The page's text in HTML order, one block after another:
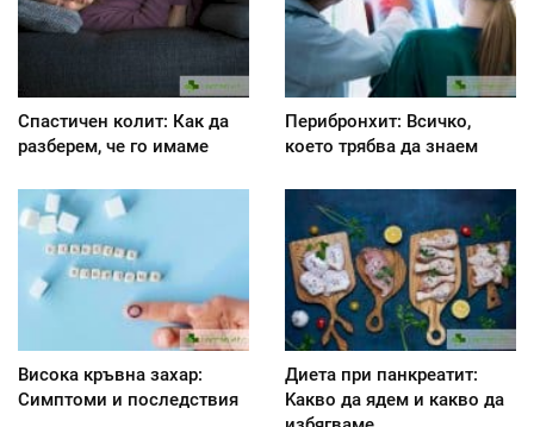
Спастичен колит: Как да
разберем, че го имаме
Перибронхит: Всичко,
което трябва да знаем
Висока кръвна захар:
Симптоми и последствия
Диета при панкреатит:
Kакво да ядем и какво да